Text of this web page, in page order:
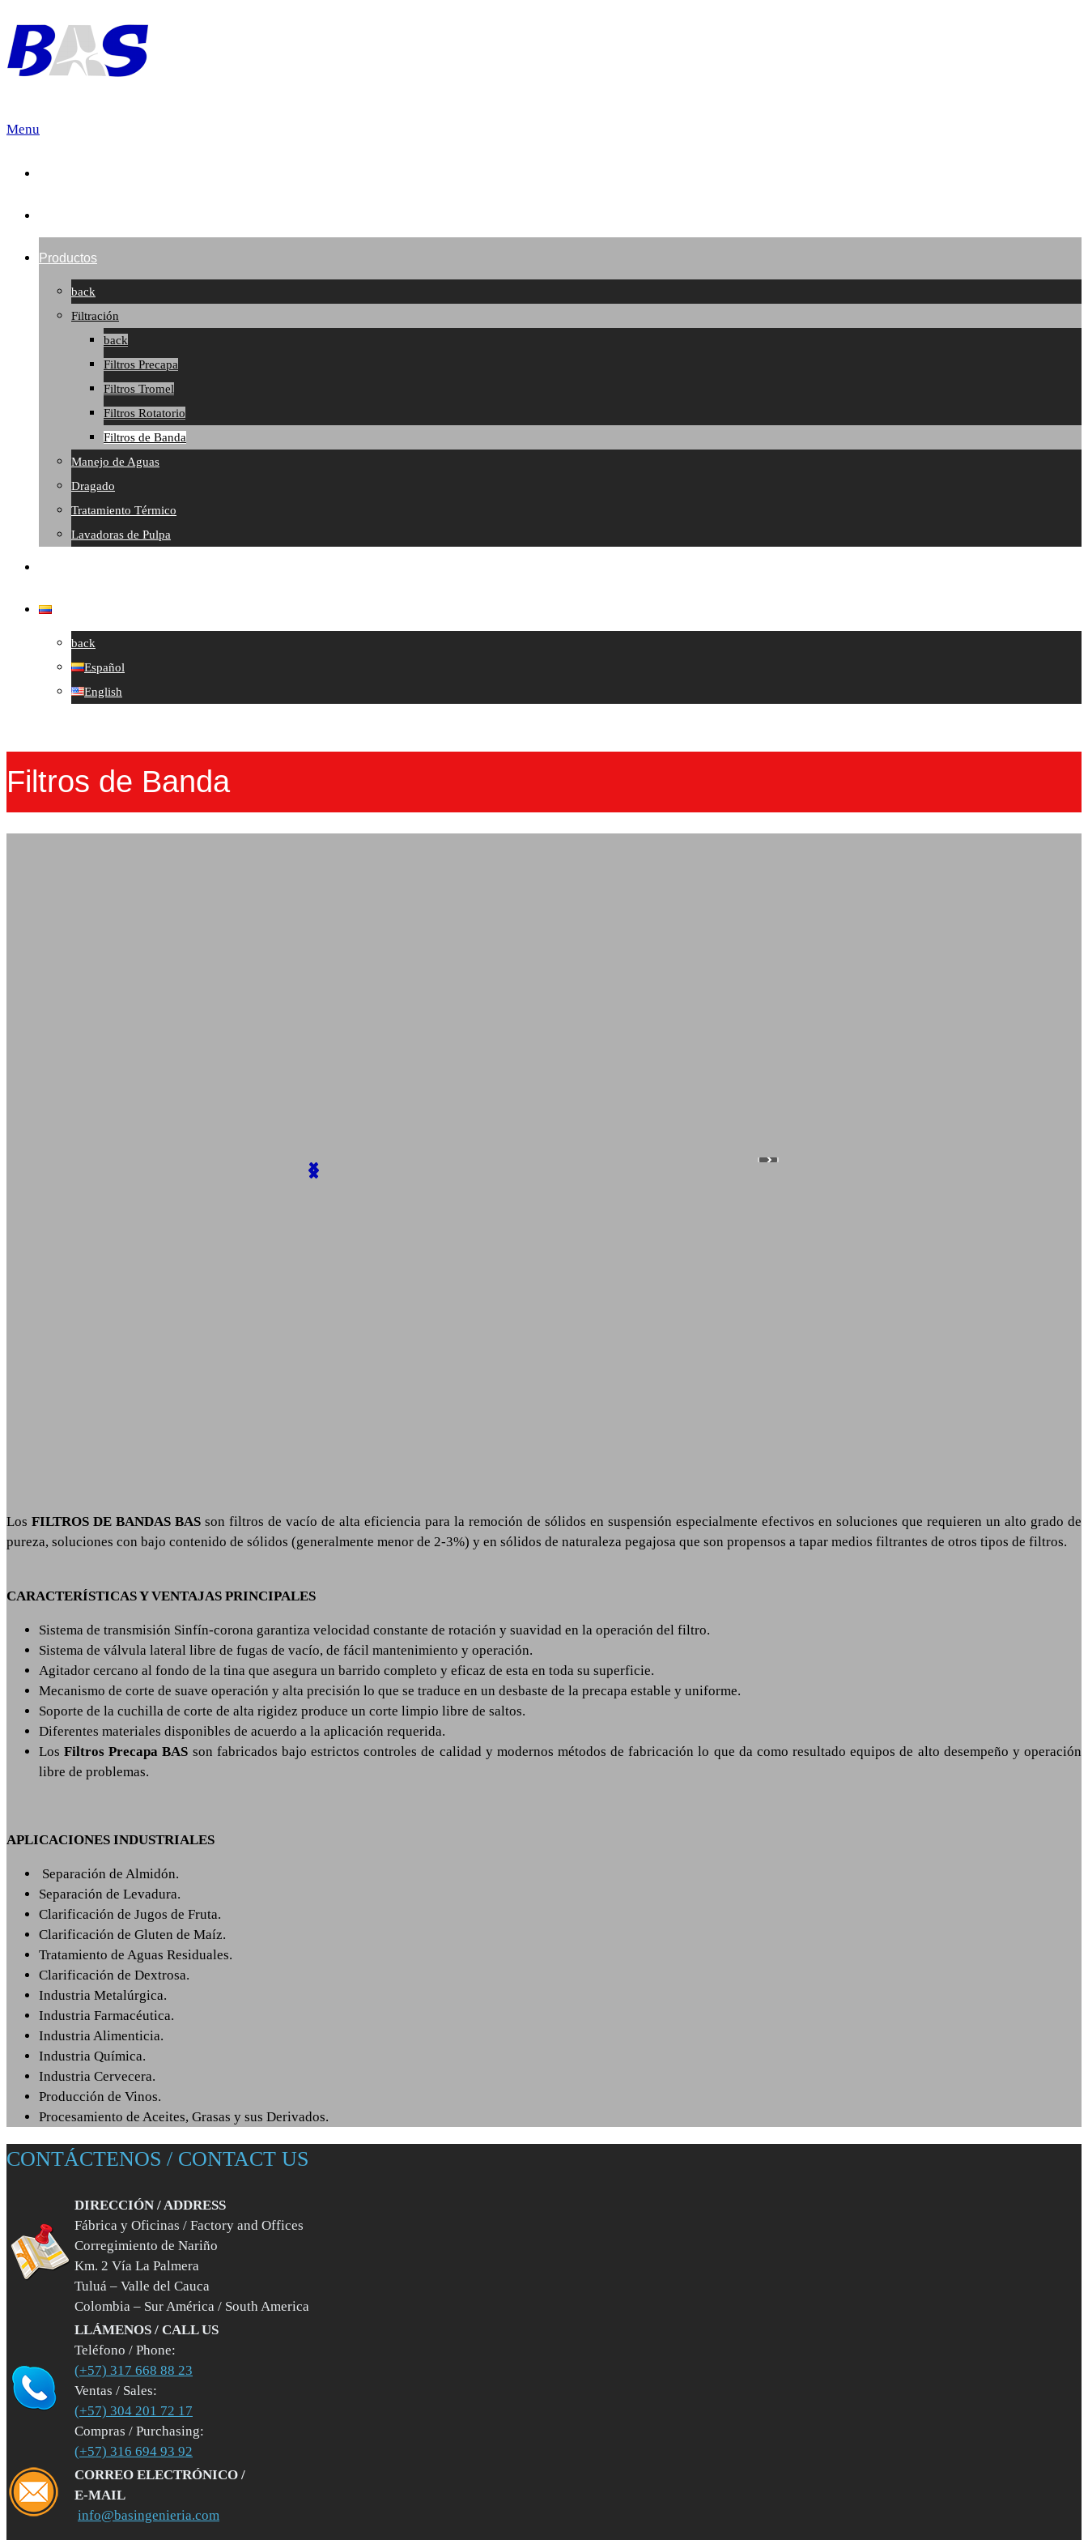
Menu
Productos
back
Filtración
back
Filtros Precapa
Filtros Tromel
Filtros Rotatorio
Filtros de Banda
Manejo de Aguas
Dragado
Tratamiento Térmico
Lavadoras de Pulpa
back
Español
English
Filtros de Banda
Los FILTROS DE BANDAS BAS son filtros de vacío de alta eficiencia para la remoción de sólidos en suspensión especialmente efectivos en soluciones que requieren un alto grado de
pureza, soluciones con bajo contenido de sólidos (generalmente menor de 2-3%) y en sólidos de naturaleza pegajosa que son propensos a tapar medios filtrantes de otros tipos de filtros.
CARACTERÍSTICAS Y VENTAJAS PRINCIPALES
Sistema de transmisión Sinfín-corona garantiza velocidad constante de rotación y suavidad en la operación del filtro.
Sistema de válvula lateral libre de fugas de vacío, de fácil mantenimiento y operación.
Agitador cercano al fondo de la tina que asegura un barrido completo y eficaz de esta en toda su superficie.
Mecanismo de corte de suave operación y alta precisión lo que se traduce en un desbaste de la precapa estable y uniforme.
Soporte de la cuchilla de corte de alta rigidez produce un corte limpio libre de saltos.
Diferentes materiales disponibles de acuerdo a la aplicación requerida.
LosFiltros Precapa BAS son fabricados bajo estrictos controles de calidad y modernos métodos de fabricación lo que da como resultado equipos de alto desempeño y operación
libre de problemas.
APLICACIONES INDUSTRIALES
Separación de Almidón.
Separación de Levadura.
Clarificación de Jugos de Fruta.
Clarificación de Gluten de Maíz.
Tratamiento de Aguas Residuales.
Clarificación de Dextrosa.
Industria Metalúrgica.
Industria Farmacéutica.
Industria Alimenticia.
Industria Química.
Industria Cervecera.
Producción de Vinos.
Procesamiento de Aceites, Grasas y sus Derivados.
CONTÁCTENOS / CONTACT US
DIRECCIÓN / ADDRESS
Fábrica y Oficinas / Factory and Offices
Corregimiento de Nariño
Km. 2 Vía La Palmera
Tuluá – Valle del Cauca
Colombia – Sur América / South America
LLÁMENOS / CALL US
Teléfono / Phone:
(+57) 317 668 88 23
Ventas / Sales:
(+57) 304 201 72 17
Compras / Purchasing:
(+57) 316 694 93 92
CORREO ELECTRÓNICO /
E-MAIL
info@basingenieria.com